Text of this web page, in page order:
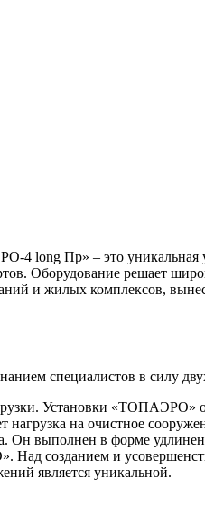
long Пр» – это уникальная
Оборудование решает
и жилых комплексов,
специалистов в силу
Установки «ТОПАЭРО»
нагрузка на очистное
Он выполнен в форме
созданием и
является уникальной.